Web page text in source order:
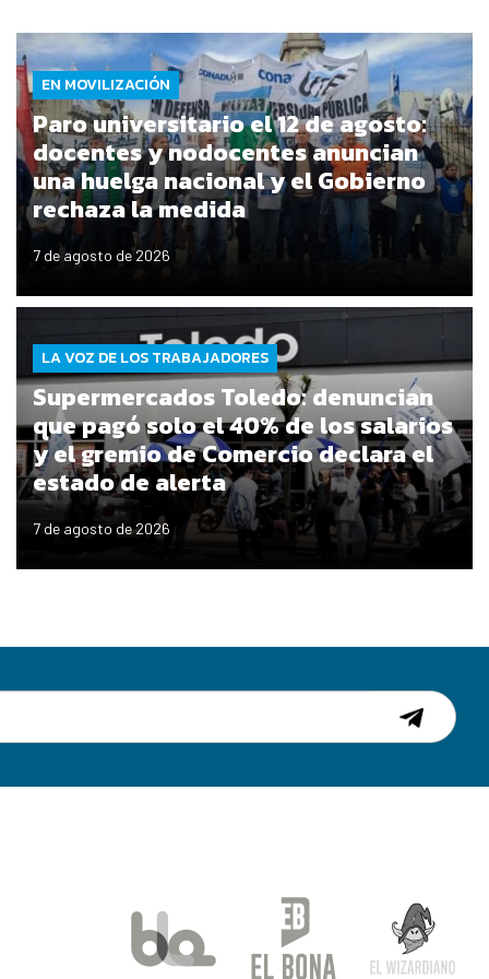
EN MOVILIZACIÓN
Paro universitario el 12 de agosto:
docentes y nodocentes anuncian
una huelga nacional y el Gobierno
rechaza la medida
7 de agosto de 2026
LA VOZ DE LOS TRABAJADORES
Supermercados Toledo: denuncian
que pagó solo el 40% de los salarios
y el gremio de Comercio declara el
estado de alerta
7 de agosto de 2026